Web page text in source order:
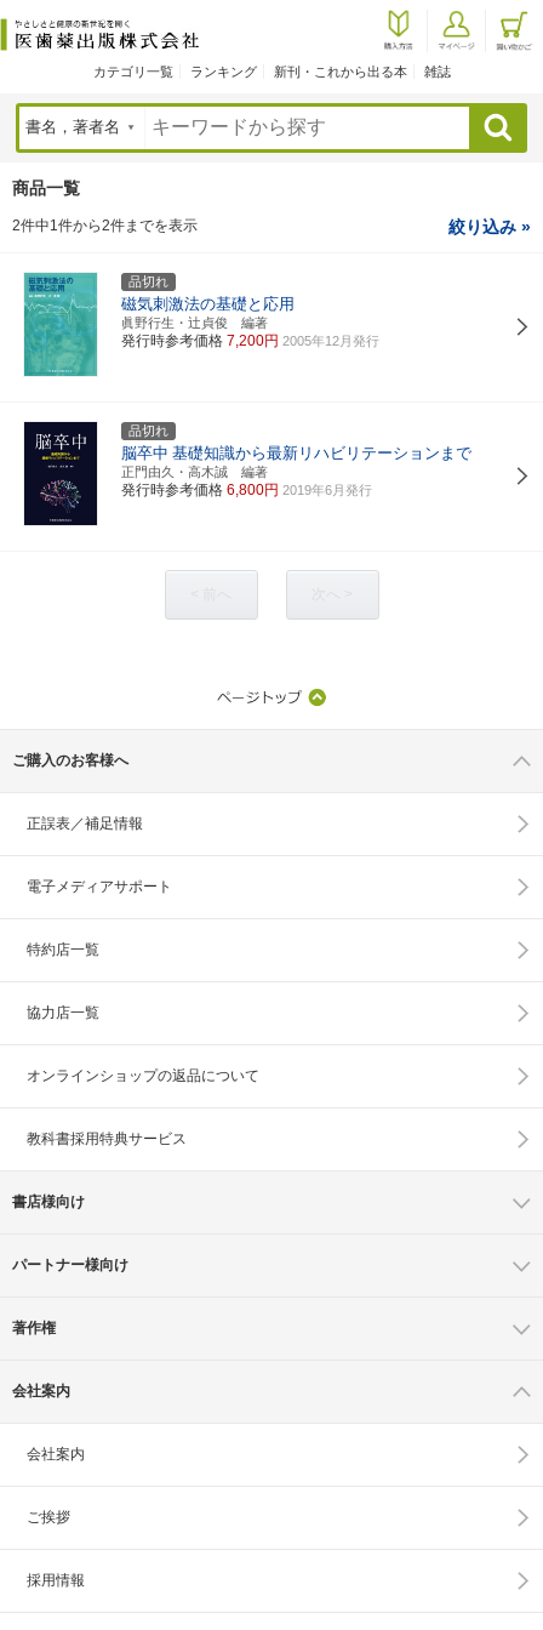
カテゴリ一覧 ランキング 新刊・これから出る本 雑誌
検索
商品一覧
2件中1件から2件までを表示 絞り込み »
品切れ
磁気刺激法の基礎と応用
眞野行生・辻貞俊 編著
発行時参考価格 7,200円 2005年12月発行
品切れ
脳卒中 基礎知識から最新リハビリテーションまで
正門由久・高木誠 編著
発行時参考価格 6,800円 2019年6月発行
ご購入のお客様へ
正誤表／補足情報
電子メディアサポート
特約店一覧
協力店一覧
オンラインショップの返品について
教科書採用特典サービス
書店様向け
パートナー様向け
著作権
会社案内
会社案内
ご挨拶
採用情報